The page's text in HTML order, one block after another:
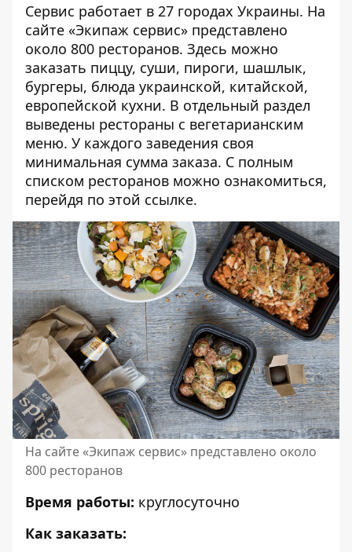
Сервис работает в 27 городах Украины. На
сайте «Экипаж сервис» представлено
около 800 ресторанов. Здесь можно
заказать пиццу, суши, пироги, шашлык,
бургеры, блюда украинской, китайской,
европейской кухни. В отдельный раздел
выведены рестораны с вегетарианским
меню. У каждого заведения своя
минимальная сумма заказа. С полным
списком ресторанов можно ознакомиться,
перейдя по этой ссылке.
На сайте «Экипаж сервис» представлено около
800 ресторанов
Время работы: круглосуточно
Как заказать: